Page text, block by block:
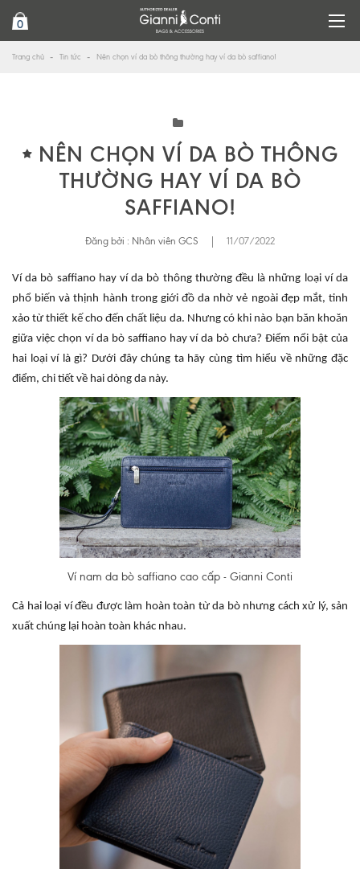
0
Trang chủ Tin tức Nên chọn ví da bò thông thường hay ví da bò saffiano!
NÊN CHỌN VÍ DA BÒ THÔNG
THƯỜNG HAY VÍ DA BÒ
SAFFIANO!
Đăng bởi : Nhân viên GCS 11/07/2022
Ví da bò saffiano hay ví da bò thông thường đều là những loại ví da
phổ biến và thịnh hành trong giới đồ da nhờ vẻ ngoài đẹp mắt, tinh
xảo từ thiết kế cho đến chất liệu da. Nhưng có khi nào bạn băn khoăn
giữa việc chọn ví da bò saffiano hay ví da bò chưa? Điểm nổi bật của
hai loại ví là gì? Dưới đây chúng ta hãy cùng tìm hiểu về những đặc
điểm, chi tiết về hai dòng da này.
Ví nam da bò saffiano cao cấp - Gianni Conti
Cả hai loại ví đều được làm hoàn toàn từ da bò nhưng cách xử lý, sản
xuất chúng lại hoàn toàn khác nhau.